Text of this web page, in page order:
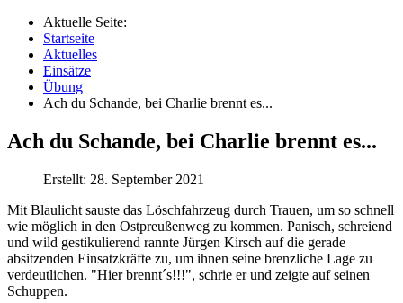
Aktuelle Seite:
Startseite
Aktuelles
Einsätze
Übung
Ach du Schande, bei Charlie brennt es...
Ach du Schande, bei Charlie brennt es...
Erstellt: 28. September 2021
Mit Blaulicht sauste das Löschfahrzeug durch Trauen, um so schnell
wie möglich in den Ostpreußenweg zu kommen. Panisch, schreiend
und wild gestikulierend rannte Jürgen Kirsch auf die gerade
absitzenden Einsatzkräfte zu, um ihnen seine brenzliche Lage zu
verdeutlichen. "Hier brennt´s!!!", schrie er und zeigte auf seinen
Schuppen.